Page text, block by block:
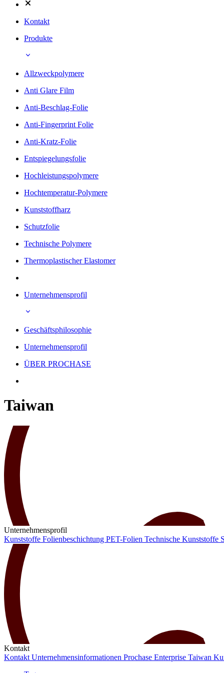
Kontakt
Produkte
Allzweckpolymere
Anti Glare Film
Anti-Beschlag-Folie
Anti-Fingerprint Folie
Anti-Kratz-Folie
Entspiegelungsfolie
Hochleistungspolymere
Hochtemperatur-Polymere
Kunststoffharz
Schutzfolie
Technische Polymere
Thermoplastischer Elastomer
Unternehmensprofil
Geschäftsphilosophie
Unternehmensprofil
ÜBER PROCHASE
Taiwan
Unternehmensprofil
Kunststoffe Folienbeschichtung PET-Folien Technische Kunststoffe
Kontakt
Kontakt Unternehmensinformationen Prochase Enterprise Taiwan